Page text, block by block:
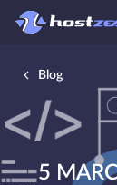
Blog
5